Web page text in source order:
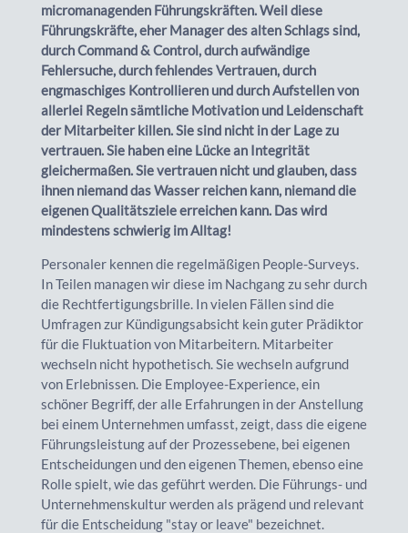
micromanagenden Führungskräften. Weil diese
Führungskräfte, eher Manager des alten Schlags sind,
durch Command & Control, durch aufwändige
Fehlersuche, durch fehlendes Vertrauen, durch
engmaschiges Kontrollieren und durch Aufstellen von
allerlei Regeln sämtliche Motivation und Leidenschaft
der Mitarbeiter killen. Sie sind nicht in der Lage zu
vertrauen. Sie haben eine Lücke an Integrität
gleichermaßen. Sie vertrauen nicht und glauben, dass
ihnen niemand das Wasser reichen kann, niemand die
eigenen Qualitätsziele erreichen kann. Das wird
mindestens schwierig im Alltag!
Personaler kennen die regelmäßigen People-Surveys.
In Teilen managen wir diese im Nachgang zu sehr durch
die Rechtfertigungsbrille. In vielen Fällen sind die
Umfragen zur Kündigungsabsicht kein guter Prädiktor
für die Fluktuation von Mitarbeitern. Mitarbeiter
wechseln nicht hypothetisch. Sie wechseln aufgrund
von Erlebnissen. Die Employee-Experience, ein
schöner Begriff, der alle Erfahrungen in der Anstellung
bei einem Unternehmen umfasst, zeigt, dass die eigene
Führungsleistung auf der Prozessebene, bei eigenen
Entscheidungen und den eigenen Themen, ebenso eine
Rolle spielt, wie das geführt werden. Die Führungs- und
Unternehmenskultur werden als prägend und relevant
für die Entscheidung "stay or leave" bezeichnet.